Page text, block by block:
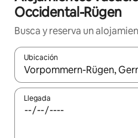
Occidental-Rügen
Busca y reserva un
Ubicación
Cuando los resultados estén
Llegada